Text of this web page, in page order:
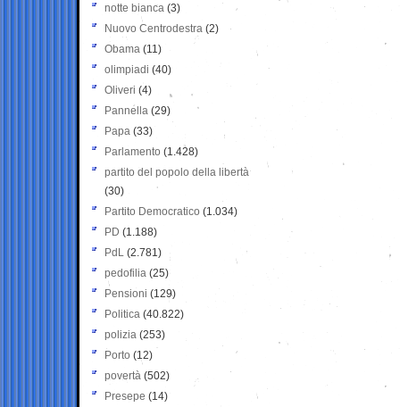
notte bianca (3)
Nuovo Centrodestra (2)
Obama (11)
olimpiadi (40)
Oliveri (4)
Pannella (29)
Papa (33)
Parlamento (1.428)
partito del popolo della libertà
(30)
Partito Democratico (1.034)
PD (1.188)
PdL (2.781)
pedofilia (25)
Pensioni (129)
Politica (40.822)
polizia (253)
Porto (12)
povertà (502)
Presepe (14)